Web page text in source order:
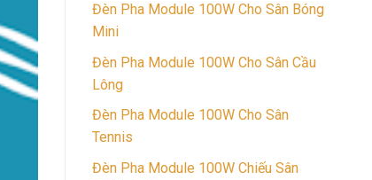
Đèn Pha Module 100W Cho Sân Bóng
Mini
Đèn Pha Module 100W Cho Sân Cầu
Lông
Đèn Pha Module 100W Cho Sân
Tennis
Đèn Pha Module 100W Chiếu Sân